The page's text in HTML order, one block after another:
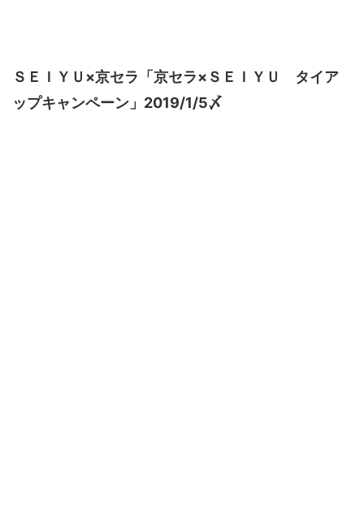
ＳＥＩＹＵ×京セラ「京セラ×ＳＥＩＹＵ タイア
ップキャンペーン」2019/1/5〆